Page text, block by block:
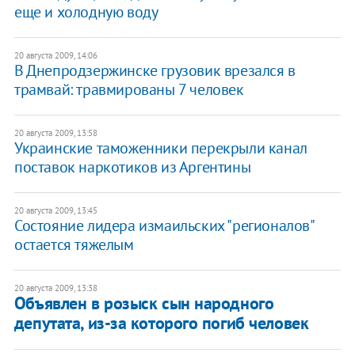
еще и холодную воду
20 августа 2009, 14:06
В Днепродзержинске грузовик врезался в
трамвай: травмированы 7 человек
20 августа 2009, 13:58
Украинские таможенники перекрыли канал
поставок наркотиков из Аргентины
20 августа 2009, 13:45
Состояние лидера измаильских "регионалов"
остается тяжелым
20 августа 2009, 13:38
Объявлен в розыск сын народного
депутата, из-за которого погиб человек